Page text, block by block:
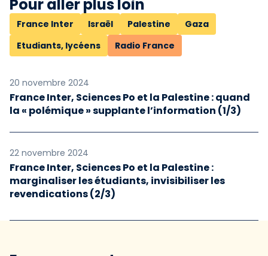
Pour aller plus loin
France Inter Israël Palestine
Gaza
Etudiants, lycéens
Radio France
20 novembre 2024
France Inter, Sciences Po et la Palestine : quand
la « polémique » supplante l’information (1/3)
22 novembre 2024
France Inter, Sciences Po et la Palestine :
marginaliser les étudiants, invisibiliser les
revendications (2/3)